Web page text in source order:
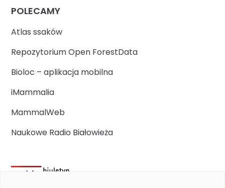
POLECAMY
Atlas ssaków
Repozytorium Open ForestData
Bioloc – aplikacja mobilna
iMammalia
MammalWeb
Naukowe Radio Białowieża